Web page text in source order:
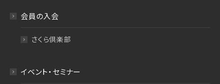
会員の入会
さくら倶楽部
イベント・セミナー